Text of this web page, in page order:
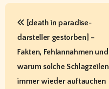
P
[death in paradise-
darsteller gestorben] –
Fakten, Fehlannahmen und
warum solche Schlagzeilen
immer wieder auftauchen